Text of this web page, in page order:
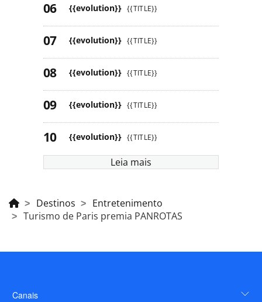
{{evolution}} {{TITLE}}
{{evolution}} {{TITLE}}
{{evolution}} {{TITLE}}
{{evolution}} {{TITLE}}
{{evolution}} {{TITLE}}
Leia mais
Destinos
Entretenimento
Turismo de Paris premia PANROTAS
Canais